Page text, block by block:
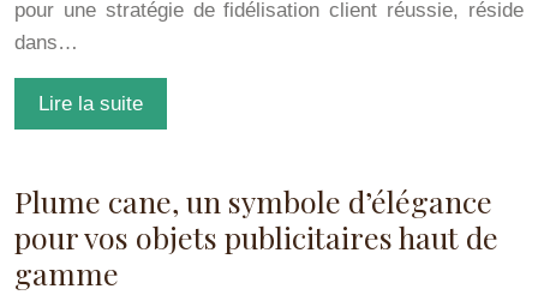
pour une stratégie de fidélisation client réussie, réside
dans…
Lire la suite
Plume cane, un symbole d’élégance
pour vos objets publicitaires haut de
gamme